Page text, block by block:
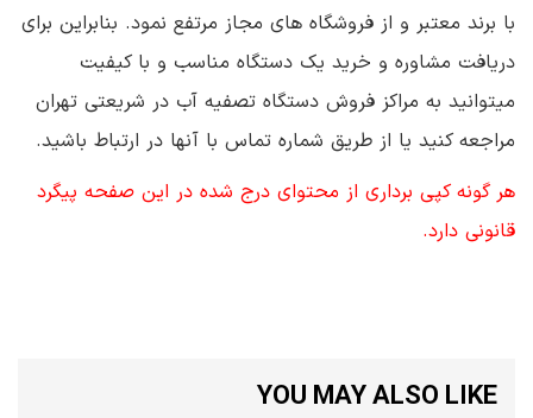
با برند معتبر و از فروشگاه‌ های مجاز مرتفع نمود. بنابراین برای
دریافت مشاوره و خرید یک دستگاه مناسب و با کیفیت
میتوانید به مراکز فروش دستگاه تصفیه آب در شریعتی تهران
مراجعه کنید یا از طریق شماره تماس با آنها در ارتباط باشید.
هر گونه کپی برداری از محتوای درج شده در این صفحه پیگرد
قانونی دارد.
YOU MAY ALSO LIKE